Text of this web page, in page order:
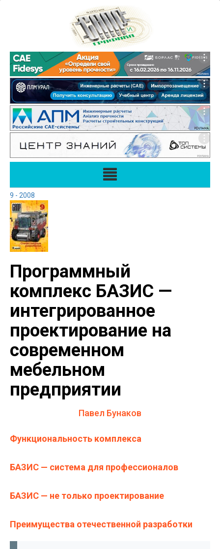
9 - 2008
Программный
комплекс БАЗИС —
интегрированное
проектирование на
современном
мебельном
предприятии
Павел Бунаков
Функциональность комплекса
БАЗИС — система для профессионалов
БАЗИС — не только проектирование
Преимущества отечественной разработки